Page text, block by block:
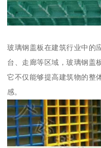
玻璃钢盖板在建筑行业中的
台、走廊等区域，玻璃钢盖
它不仅能够提高建筑物的整
感。